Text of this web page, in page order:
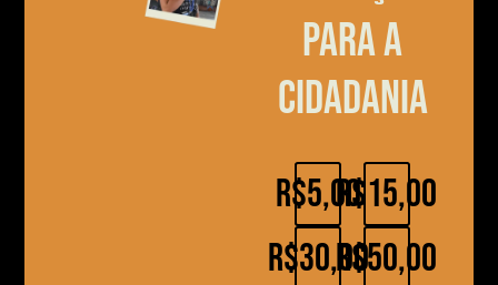
para a
cidadania
R$5,00
R$30,00
R$15,00
R$50,00